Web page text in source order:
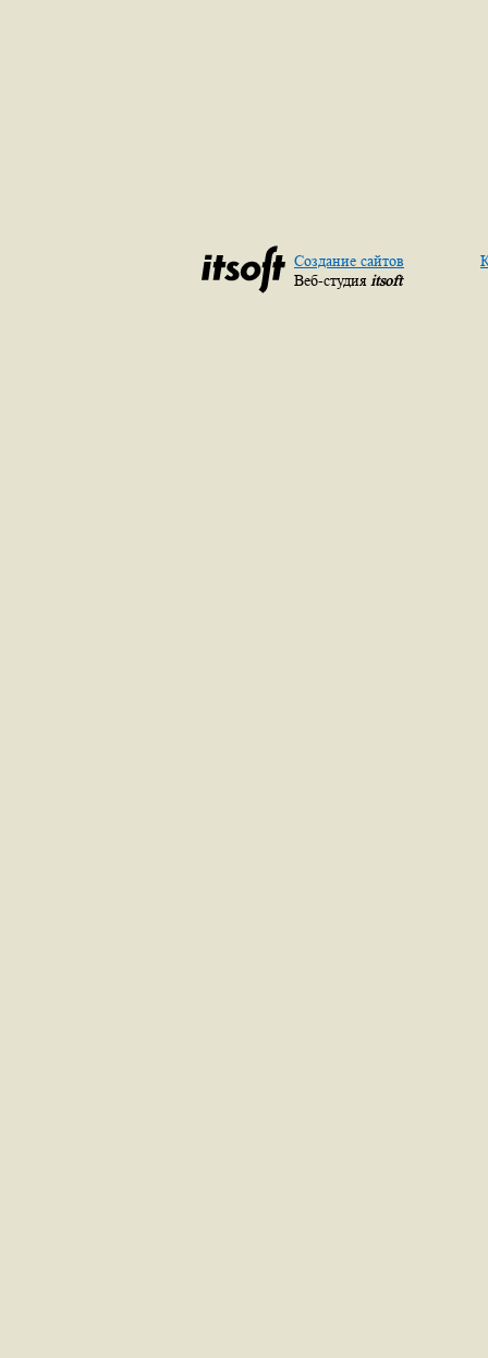
Создание сайтов
Веб-студия itsoft